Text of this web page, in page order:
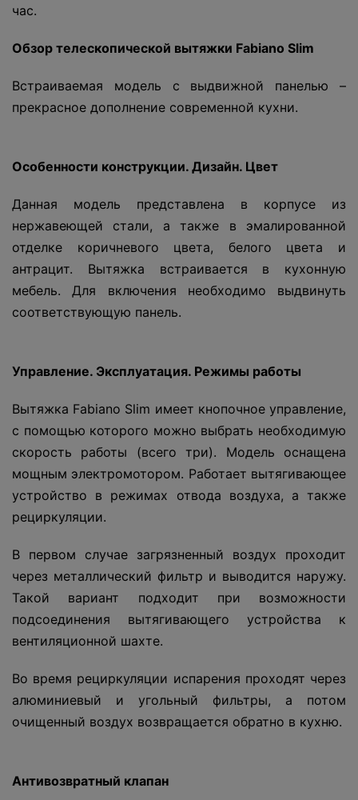
час.
Обзор телескопической вытяжки Fabiano Slim
Встраиваемая модель с выдвижной панелью –
прекрасное дополнение современной кухни.
Особенности конструкции. Дизайн. Цвет
Данная модель представлена в корпусе из
нержавеющей стали, а также в эмалированной
отделке коричневого цвета, белого цвета и
антрацит. Вытяжка встраивается в кухонную
мебель. Для включения необходимо выдвинуть
соответствующую панель.
Управление. Эксплуатация. Режимы работы
Вытяжка Fabiano Slim имеет кнопочное управление,
с помощью которого можно выбрать необходимую
скорость работы (всего три). Модель оснащена
мощным электромотором. Работает вытягивающее
устройство в режимах отвода воздуха, а также
рециркуляции.
В первом случае загрязненный воздух проходит
через металлический фильтр и выводится наружу.
Такой вариант подходит при возможности
подсоединения вытягивающего устройства к
вентиляционной шахте.
Во время рециркуляции испарения проходят через
алюминиевый и угольный фильтры, а потом
очищенный воздух возвращается обратно в кухню.
Антивозвратный клапан